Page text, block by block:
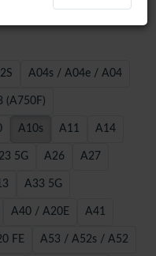
A04s / A04e / A04
(A750F)
A10s A11 A14
5G A26 A27
A33 5G
A40 / A20E A41
FE A53 / A52s / A52